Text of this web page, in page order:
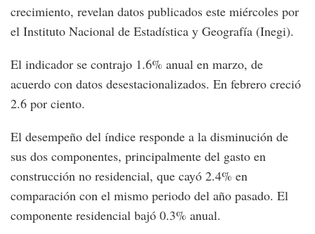
crecimiento, revelan datos publicados este miércoles por
el Instituto Nacional de Estadística y Geografía (Inegi).
El indicador se contrajo 1.6% anual en marzo, de
acuerdo con datos desestacionalizados. En febrero creció
2.6 por ciento.
El desempeño del índice responde a la disminución de
sus dos componentes, principalmente del gasto en
construcción no residencial, que cayó 2.4% en
comparación con el mismo periodo del año pasado. El
componente residencial bajó 0.3% anual.